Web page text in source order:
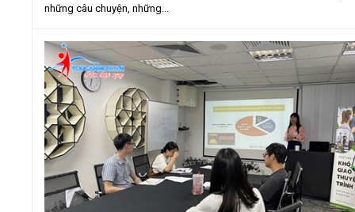
những câu chuyện, những...